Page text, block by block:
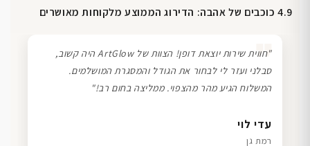
4.9 כוכבים של אהבה: הדירוג הממוצע מלקוחות מאושרים
שרון כהן
תל אביב
❞
"חווית שירות יוצאת דופן! הצוות של ArtGlow היה קשוב,
סבלני ועזר לי לבחור את הגודל והמסגרת המושלמים.
המשלוח הגיע מהר מהצפוי. ממליצה בחום רב!"
עדי לוי
רמת גן
דנה גל
חיפה
ליאת ויוסי מ.
הוד השרון